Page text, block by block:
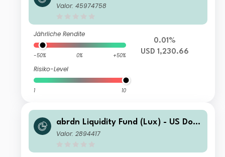
r Fund X-2 Acc USD
Valor: 45974758
Jährliche Rendite
-50% 0% +50%
Risiko-Level
1 10
0.01%
USD 1,230.66
abrdn Liquidity Fund (Lux) - US Dolla
r Fund K-2 Acc USD
Valor: 2894417